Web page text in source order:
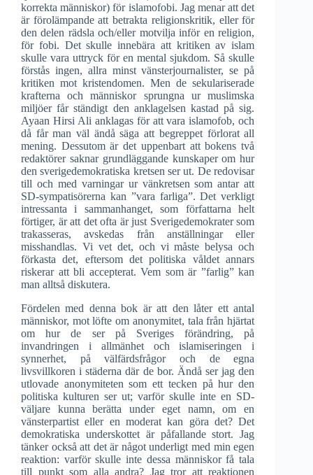
korrekta människor) för islamofobi. Jag menar att det
är förolämpande att betrakta religionskritik, eller för
den delen rädsla och/eller motvilja inför en religion,
för fobi. Det skulle innebära att kritiken av islam
skulle vara uttryck för en mental sjukdom. Så skulle
förstås ingen, allra minst vänsterjournalister, se på
kritiken mot kristendomen. Men de sekulariserade
krafterna och människor sprungna ur muslimska
miljöer får ständigt den anklagelsen kastad på sig.
Ayaan Hirsi Ali anklagas för att vara islamofob, och
då får man väl ändå säga att begreppet förlorat all
mening. Dessutom är det uppenbart att bokens två
redaktörer saknar grundläggande kunskaper om hur
den sverigedemokratiska kretsen ser ut. De redovisar
till och med varningar ur vänkretsen som antar att
SD-sympatisörerna kan ”vara farliga”. Det verkligt
intressanta i sammanhanget, som författarna helt
förtiger, är att det ofta är just Sverigedemokrater som
trakasseras, avskedas från anställningar eller
misshandlas. Vi vet det, och vi måste belysa och
förkasta det, eftersom det politiska våldet annars
riskerar att bli accepterat. Vem som är ”farlig” kan
man alltså diskutera.
Fördelen med denna bok är att den låter ett antal
människor, mot löfte om anonymitet, tala från hjärtat
om hur de ser på Sveriges förändring, på
invandringen i allmänhet och islamiseringen i
synnerhet, på välfärdsfrågor och de egna
livsvillkoren i städerna där de bor. Ändå ser jag den
utlovade anonymiteten som ett tecken på hur den
politiska kulturen ser ut; varför skulle inte en SD-
väljare kunna berätta under eget namn, om en
vänsterpartist eller en moderat kan göra det? Det
demokratiska underskottet är påfallande stort. Jag
tänker också att det är något underligt med min egen
reaktion: varför skulle inte dessa människor få tala
till punkt som alla andra? Jag tror att reaktionen